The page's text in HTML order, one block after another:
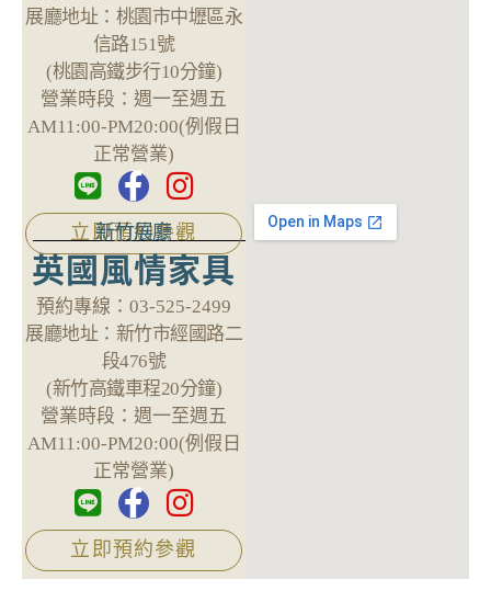
展廳地址： 桃園市中壢區永
信路151號
(桃園高鐵步行10分鐘)
營業時段： 週一至週五
AM11:00-PM20:00(例假日
正常營業)
立即預約參觀
新竹展廳
英國風情家具
預約專線： 03-525-2499
展廳地址： 新竹市經國路二
段476號
(新竹高鐵車程20分鐘)
營業時段： 週一至週五
AM11:00-PM20:00(例假日
正常營業)
立即預約參觀